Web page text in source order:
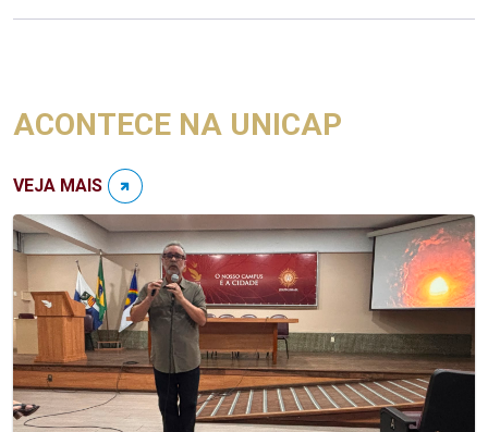
ACONTECE NA UNICAP
VEJA MAIS